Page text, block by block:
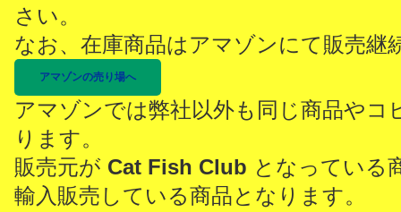
さい。
なお、在庫商品はアマゾンにて販売継
アマゾンの売り場へ
アマゾンでは弊社以外も同じ商品やコ
ります。
販売元が Cat Fish Club となっている
輸入販売している商品となります。